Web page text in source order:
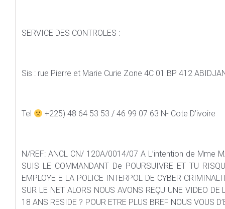
SERVICE DES CONTROLES :
Sis : rue Pierre et Marie Curie Zone 4C 01 BP 412
Tel +225) 48 64 53 53 / 46 99 07 63 N- Cote D’ivoire
N/REF: ANCL CN/ 120A/0014/07 A L’intention de Mme
SUIS LE COMMANDANT De POURSUIVRE ET TU
EMPLOYE E LA POLICE INTERPOL DE CYBER
SUR LE NET ALORS NOUS AVONS REÇU UNE VIDEO
18 ANS RESIDE ? POUR ETRE PLUS BREF NOUS VOUS